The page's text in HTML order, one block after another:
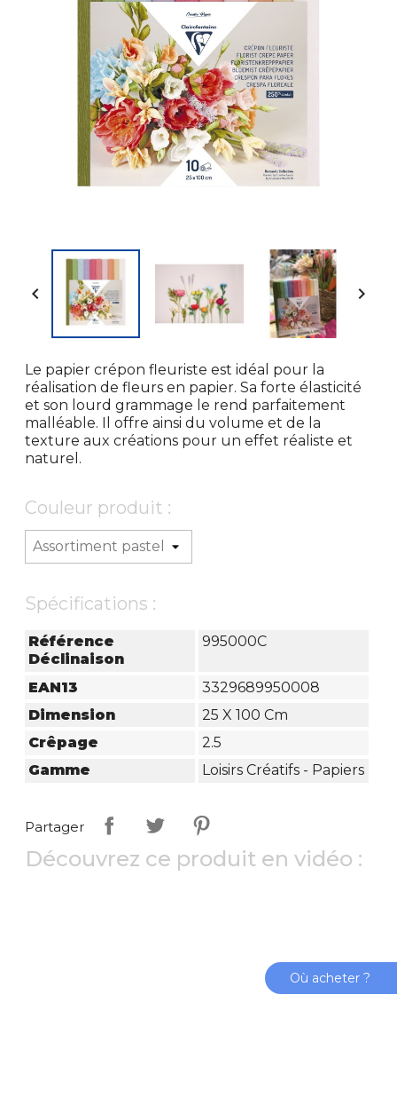
 
Le papier crépon fleuriste est idéal pour la
réalisation de fleurs en papier. Sa forte élasticité
et son lourd grammage le rend parfaitement
malléable. Il offre ainsi du volume et de la
texture aux créations pour un effet réaliste et
naturel.
Couleur produit :
Spécifications :
Référence
Déclinaison
995000C
EAN13
3329689950008
Dimension
25 X 100 Cm
Crêpage
2.5
Gamme
Loisirs Créatifs - Papiers
Partager
Découvrez ce produit en vidéo :
Où acheter ?